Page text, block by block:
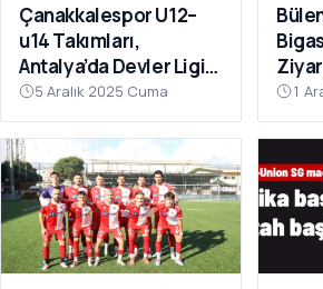
Çanakkalespor U12–
u14 Takımları,
Antalya’da Devler Ligi
Sahnesinde!
5 Aralık 2025 Cuma
Çok
1